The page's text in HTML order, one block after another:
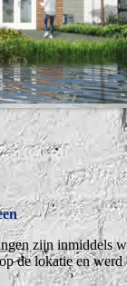
zijn inmiddels
de lokatie en